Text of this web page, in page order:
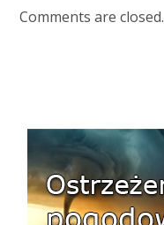
Comments are closed.